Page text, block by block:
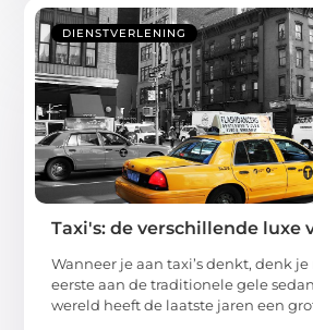
DIENSTVERLENING
Taxi's: de verschillende luxe
Wanneer je aan taxi’s denkt, denk
eerste aan de traditionele gele
wereld heeft de laatste jaren een